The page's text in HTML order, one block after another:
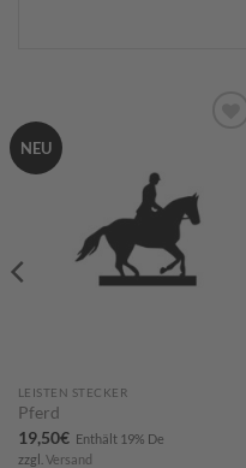
NEU
LEISTEN STECKER
Pferd
19,50€ Enthält 19% De
zzgl. Versand